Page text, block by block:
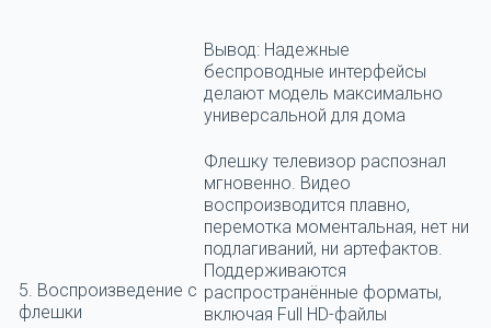
Вывод: Надежные
беспроводные интерфейсы
делают модель максимально
универсальной для дома
5. Воспроизведение с
флешки
Флешку телевизор распознал
мгновенно. Видео
воспроизводится плавно,
перемотка моментальная, нет ни
подлагиваний, ни артефактов.
Поддерживаются
распространённые форматы,
включая Full HD-файлы